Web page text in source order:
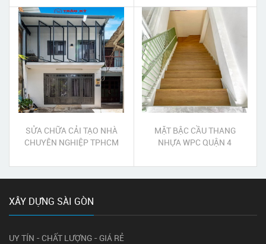
SỬA CHỮA CẢI TẠO NHÀ
CHUYÊN NGHIỆP TPHCM
MẶT BẬC CẦU THANG
NHỰA WPC QUẬN 4
XÂY DỰNG SÀI GÒN
UY TÍN - CHẤT LƯỢNG - GIÁ RẺ